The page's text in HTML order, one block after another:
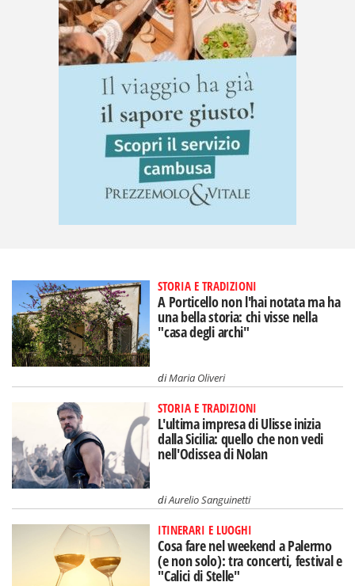
STORIA E TRADIZIONI
A Porticello non l'hai notata ma ha
una bella storia: chi visse nella
"casa degli archi"
diMaria Oliveri
STORIA E TRADIZIONI
L'ultima impresa di Ulisse inizia
dalla Sicilia: quello che non vedi
nell'Odissea di Nolan
diAurelio Sanguinetti
ITINERARI E LUOGHI
Cosa fare nel weekend a Palermo
(e non solo): tra concerti, festival e
"Calici di Stelle"